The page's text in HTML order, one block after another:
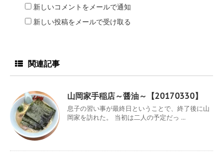
新しいコメントをメールで通知
新しい投稿をメールで受け取る
関連記事
山岡家手稲店～醤油～【20170330】
息子の習い事が最終日ということで、終了後に山
岡家を訪れた。 当初は二人の予定だっ ...